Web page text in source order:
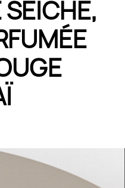
SEICHE,